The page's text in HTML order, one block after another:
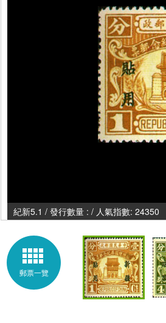
紀新5.1 / 發行數量 : / 人氣指數: 24350
郵票一覽